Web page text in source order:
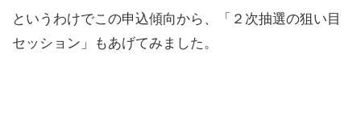
というわけでこの申込傾向から、「２次抽選の狙い目
セッション」もあげてみました。